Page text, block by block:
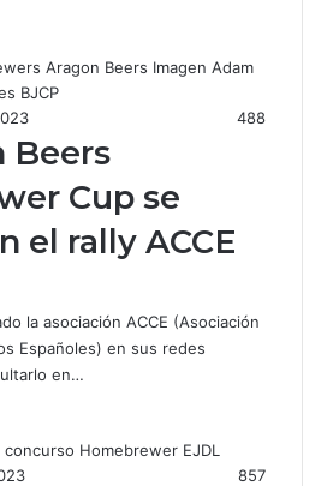
488
Beers
Cup se
el rally ACCE
la asociación ACCE (Asociación
Españoles) en sus redes
en…
857